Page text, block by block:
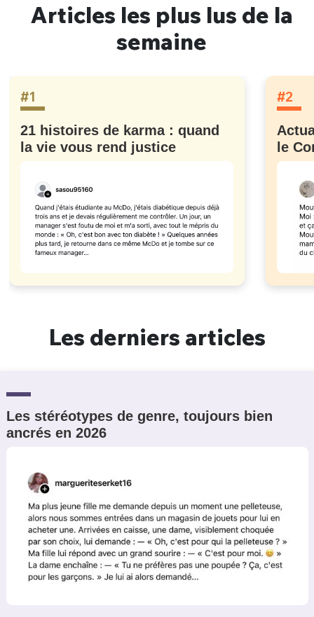
Articles les plus lus de la
semaine
#1
21 histoires de karma : quand
la vie vous rend justice
#2
le
Les derniers articles
Les stéréotypes de genre, toujours bien
ancrés en 2026